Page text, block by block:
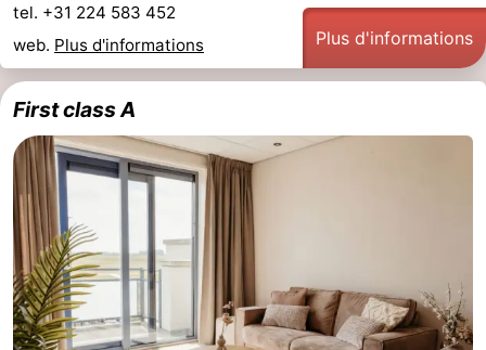
vélo
Équitation
-
Surfen
-
Peche
Sportive
-
Equitation
-
Promenade
sur
les
Observation
des
phoques
Boire
et
Événements
tel. +31 224 583 452
web. Plus d'informations Plus d'informations
First class A